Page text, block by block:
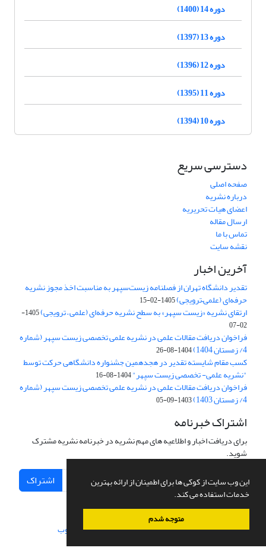
این وب سایت از کوکی ها برای اطمینان از ارائه بهترین
خدمات استفاده می کند.
متوجه شدم
دوره 14 (1400)
دوره 13 (1397)
دوره 12 (1396)
دوره 11 (1395)
دوره 10 (1394)
دسترسی سریع
صفحه اصلی
درباره نشریه
اعضای هیات تحریریه
ارسال مقاله
تماس با ما
نقشه سایت
آخرین اخبار
تقدیر دانشگاه تهران از فصلنامه زیست‌سپهر به مناسبت اخذ مجوز نشریه
حرفه‌ای (علمی–ترویجی)1405-02-15
ارتقای نشریه «زیست‌ سپهر» به سطح نشریه حرفه‌ای (علمی – ترویجی)
1405-
02-07
فراخوان دریافت مقالات علمی در نشریه علمی تخصصی زیست سپهر (شماره
4/ زمستان 1404) 1404-08-26
کسب مقام شایسته تقدیر در هجدهمین جشنواره دانشگاهی حرکت توسط
"نشریه علمی- تخصصی زیست سپهر"1404-08-16
فراخوان دریافت مقالات علمی در نشریه علمی تخصصی زیست سپهر (شماره
4/ زمستان 1403) 1403-09-05
اشتراک خبرنامه
برای دریافت اخبار و اطلاعیه های مهم نشریه در خبرنامه نشریه مشترک
شوید.
اشتراک
سامانه مدیریت نشریات علمی.طراحی و پیاده سازی از سیناوب